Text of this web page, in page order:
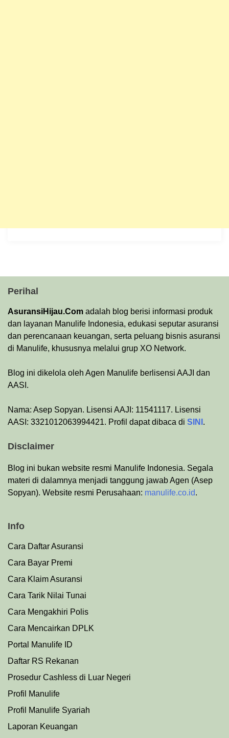
Perihal
AsuransiHijau.Com adalah blog berisi informasi produk
dan layanan Manulife Indonesia, edukasi seputar asuransi
dan perencanaan keuangan, serta peluang bisnis asuransi
di Manulife, khususnya melalui grup XO Network.
Blog ini dikelola oleh Agen Manulife berlisensi AAJI dan
AASI.
Nama: Asep Sopyan. Lisensi AAJI: 11541117. Lisensi
AASI: 3321012063994421. Profil dapat dibaca di SINI .
Disclaimer
Blog ini bukan website resmi Manulife Indonesia. Segala
materi di dalamnya menjadi tanggung jawab Agen (Asep
Sopyan). Website resmi Perusahaan: manulife.co.id.
Info
Cara Daftar Asuransi
Cara Bayar Premi
Cara Klaim Asuransi
Cara Tarik Nilai Tunai
Cara Mengakhiri Polis
Cara Mencairkan DPLK
Portal Manulife ID
Daftar RS Rekanan
Prosedur Cashless di Luar Negeri
Profil Manulife
Profil Manulife Syariah
Laporan Keuangan